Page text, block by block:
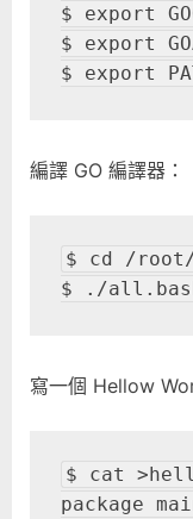
$ export
$ export
$ export
編譯 GO 編譯器：
$ cd /
$ ./
寫一個 Hellow
$ cat
package